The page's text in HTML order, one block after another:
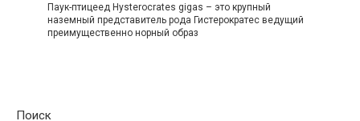
Паук-птицеед Hysterocrates gigas – это крупный
наземный представитель рода Гистерократес ведущий
преимущественно норный образ
Поиск